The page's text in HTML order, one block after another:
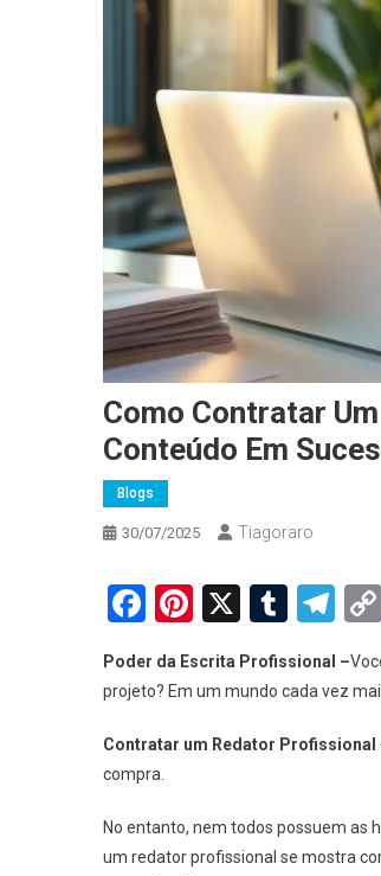
Como Contratar
Conteúdo Em
Blogs
30/07/2025 Tiagoraro
Facebook
Pinterest
X
Poder da Escrita Profissional –
projeto? Em um mundo cada vez
Contratar um Redator Profissional
compra.
No entanto, nem todos possuem as
um redator profissional se mostra